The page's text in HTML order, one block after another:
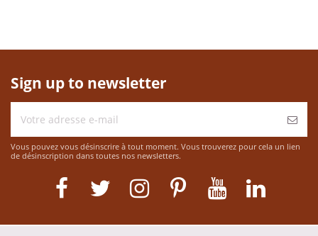
Sign up to newsletter
Vous pouvez vous désinscrire à tout moment. Vous trouverez pour cela un lien
de désinscription dans toutes nos newsletters.